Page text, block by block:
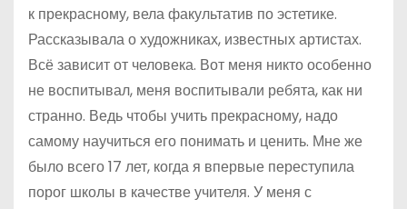
к прекрасному, вела факультатив по эстетике.
Рассказывала о художниках, известных артистах.
Всё зависит от человека. Вот меня никто особенно
не воспитывал, меня воспитывали ребята, как ни
странно. Ведь чтобы учить прекрасному, надо
самому научиться его понимать и ценить. Мне же
было всего 17 лет, когда я впервые переступила
порог школы в качестве учителя. У меня с